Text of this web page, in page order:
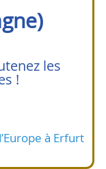
les
!
à Erfurt